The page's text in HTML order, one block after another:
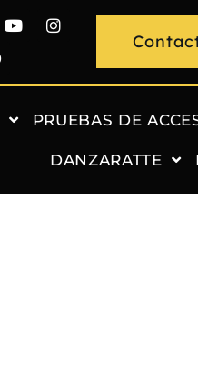
PRUEBAS DE
DANZARATTE